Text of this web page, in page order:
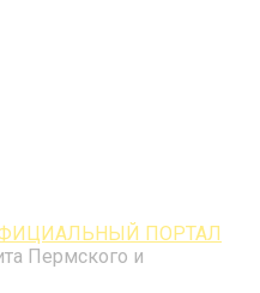
ПОРТАЛ
Пермского и